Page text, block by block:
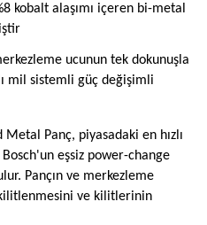
kobalt alaşımı içeren bi-metal
ucunun tek dokunuşla
mil sistemli güç değişimli
Panç, piyasadaki en hızlı
eşsiz power-change
Pançın ve merkezleme
ve kilitlerinin